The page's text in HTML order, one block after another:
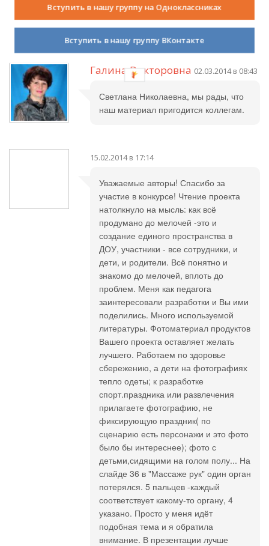
обязательно сама воспользуюсь!
Удачи в конкусе.
Галина Викторовна 02.03.2014 в 08:43
Светлана Николаевна, мы рады, что
наш материал пригодится коллегам.
15.02.2014 в 17:14
Уважаемые авторы! Спасибо за
участие в конкурсе! Чтение проекта
натолкнуло на мысль: как всё
продумано до мелочей -это и
создание единого пространства в
ДОУ, участники - все сотрудники, и
дети, и родители. Всё понятно и
знакомо до мелочей, вплоть до
проблем. Меня как педагога
заинтересовали разработки и Вы ими
поделились. Много используемой
литературы. Фотоматериал продуктов
Вашего проекта оставляет желать
лучшего. Работаем по здоровье
сбережению, а дети на фотографиях
тепло одеты; к разработке
спорт.праздника или развлечения
прилагаете фотографию, не
фиксирующую праздник( по
сценарию есть персонажи и это фото
было бы интереснее); фото с
детьми,сидящими на голом полу... На
слайде 36 в "Массаже рук" один орган
потерялся. 5 пальцев -каждый
соответствует какому-то органу, 4
указано. Просто у меня идёт
подобная тема и я обратила
внимание. В презентации лучше
Вступить в нашу группу на Одноклассниках
Вступить в нашу группу ВКонтакте